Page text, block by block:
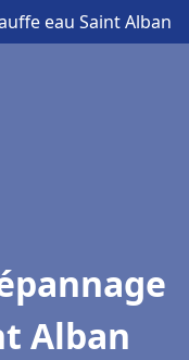
eau Saint Alban
Alban